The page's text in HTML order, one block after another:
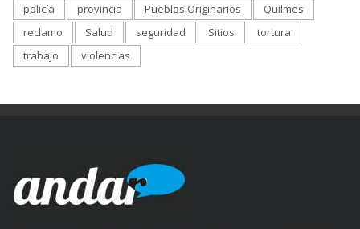
policía
provincia Pueblos Originarios
Quilmes
reclamo
Salud seguridad Sitios
tortura
trabajo
violencias